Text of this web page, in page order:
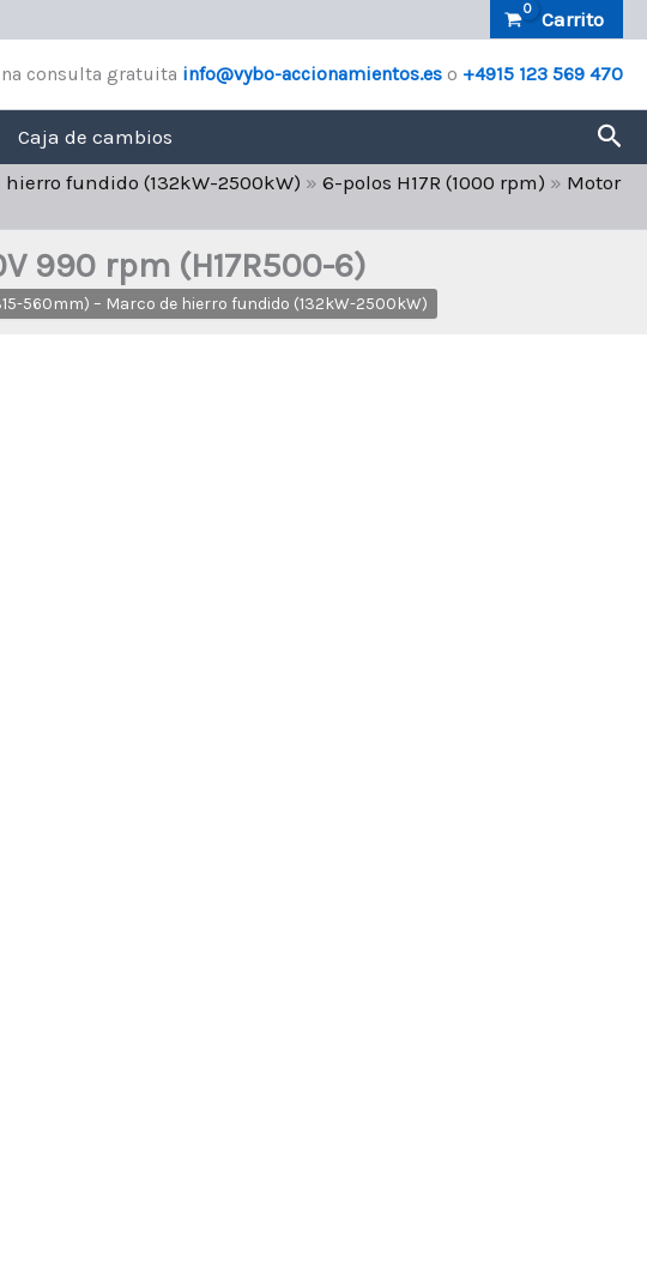
Carrito
consulta gratuita info@vybo-accionamientos.es o +4915 123 569 470
Caja de cambios
hierro fundido (132kW-2500kW) » 6-polos H17R (1000 rpm) » Motor
990 rpm (H17R500-6)
560mm) – Marco de hierro fundido (132kW-2500kW)